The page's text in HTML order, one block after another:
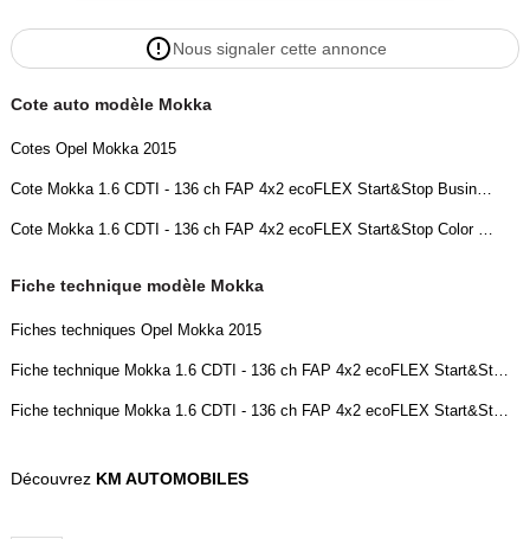
Nous signaler cette annonce
Cote auto modèle Mokka
Cotes Opel Mokka 2015
Cote Mokka 1.6 CDTI - 136 ch FAP 4x2 ecoFLEX Start&Stop Business Connect
Cote Mokka 1.6 CDTI - 136 ch FAP 4x2 ecoFLEX Start&Stop Color Edition
Fiche technique modèle Mokka
Fiches techniques Opel Mokka 2015
Fiche technique Mokka 1.6 CDTI - 136 ch FAP 4x2 ecoFLEX Start&Stop Business Connect
Fiche technique Mokka 1.6 CDTI - 136 ch FAP 4x2 ecoFLEX Start&Stop Color Edition
Découvrez KM AUTOMOBILES